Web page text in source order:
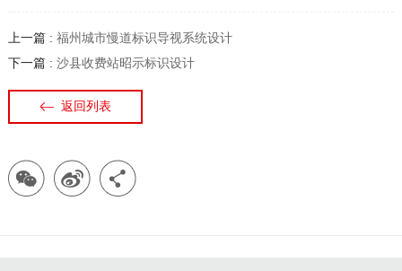
上一篇 : 福州城市慢道标识导视系统设计
下一篇 : 沙县收费站昭示标识设计
返回列表